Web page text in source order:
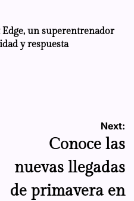
un superentrenador
y respuesta
Next:
Conoce las
nuevas llegadas
de primavera en